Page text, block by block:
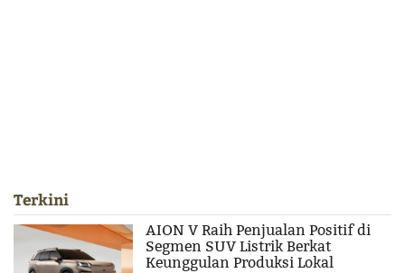
Terkini
AION V Raih Penjualan Positif di
Segmen SUV Listrik Berkat
Keunggulan Produksi Lokal